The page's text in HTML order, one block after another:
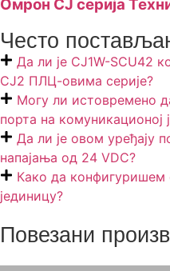
Омрон CJ серија
Често
Да ли је CJ1W-SCU42
CJ2 ПЛЦ-овима серије?
Могу ли истовремено
порта на комуникационој
Да ли је овом уређају
напајања од 24 VDC?
Како да конфигуришем
јединицу?
Повезани